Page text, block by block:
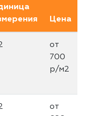
Цена
от
700
р/м2
от